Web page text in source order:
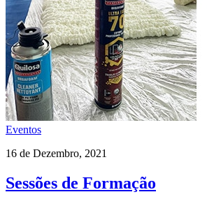
Eventos
16 de Dezembro, 2021
Sessões de Formação